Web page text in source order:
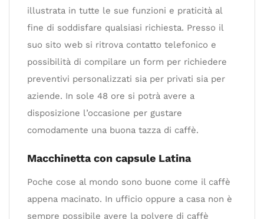
illustrata in tutte le sue funzioni e praticità al
fine di soddisfare qualsiasi richiesta. Presso il
suo sito web si ritrova contatto telefonico e
possibilità di compilare un form per richiedere
preventivi personalizzati sia per privati sia per
aziende. In sole 48 ore si potrà avere a
disposizione l’occasione per gustare
comodamente una buona tazza di caffè.
Macchinetta con capsule Latina
Poche cose al mondo sono buone come il caffè
appena macinato. In ufficio oppure a casa non è
sempre possibile avere la polvere di caffè